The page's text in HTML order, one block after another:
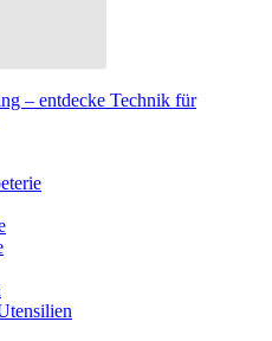
– entdecke Technik für